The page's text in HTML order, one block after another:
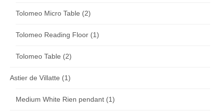
Tolomeo Micro Table (2)
Tolomeo Reading Floor (1)
Tolomeo Table (2)
Astier de Villatte (1)
Medium White Rien pendant (1)